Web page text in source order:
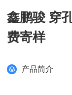
鑫鹏骏 穿
费寄样
产品简介